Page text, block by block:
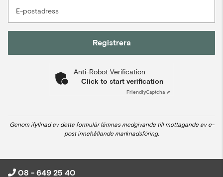
E-postadress
Registrera
Anti-Robot Verification
Click to start verification
FriendlyCaptcha ⇗
Genom ifyllnad av detta formulär lämnas medgivande till mottagande av e-
post innehållande marknadsföring.
08 - 649 25 40